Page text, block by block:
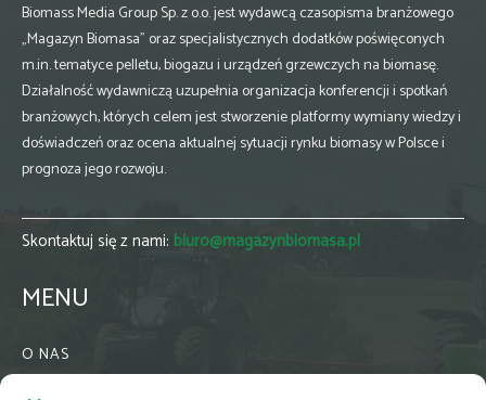
Biomass Media Group Sp. z o.o. jest wydawcą czasopisma branżowego
„Magazyn Biomasa” oraz specjalistycznych dodatków poświęconych
m.in. tematyce pelletu, biogazu i urządzeń grzewczych na biomasę.
Działalność wydawniczą uzupełnia organizacja konferencji i spotkań
branżowych, których celem jest stworzenie platformy wymiany wiedzy i
doświadczeń oraz ocena aktualnej sytuacji rynku biomasy w Polsce i
prognoza jego rozwoju.
Skontaktuj się z nami: biuro@magazynbiomasa.pl
MENU
O NAS